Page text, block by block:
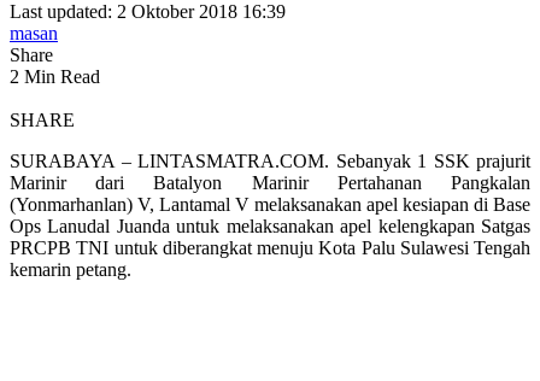
Last updated: 2 Oktober 2018 16:39
masan
Share
2 Min Read
SHARE
SURABAYA – LINTASMATRA.COM. Sebanyak 1 SSK prajurit
Marinir dari Batalyon Marinir Pertahanan Pangkalan
(Yonmarhanlan) V, Lantamal V melaksanakan apel kesiapan di Base
Ops Lanudal Juanda untuk melaksanakan apel kelengkapan Satgas
PRCPB TNI untuk diberangkat menuju Kota Palu Sulawesi Tengah
kemarin petang.